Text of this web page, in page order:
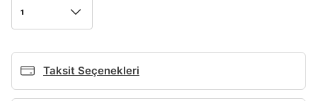
1
Taksit Seçenekleri